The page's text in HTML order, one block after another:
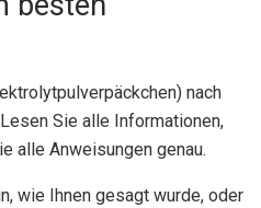
nach
Sie alle Informationen,
alle Anweisungen genau.
wie Ihnen gesagt wurde, oder